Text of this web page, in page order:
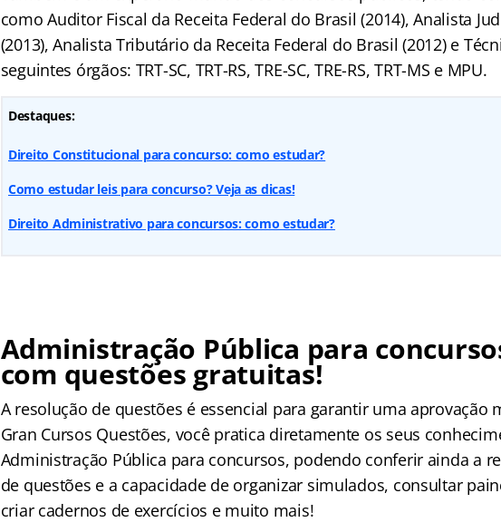
como Auditor Fiscal da Receita Federal do Brasil (2014), Analista
(2013), Analista Tributário da Receita Federal do Brasil (2012) e
seguintes órgãos: TRT-SC, TRT-RS, TRE-SC, TRE-RS, TRT-MS e MPU.
Destaques:
Direito Constitucional para concurso: como estudar?
Como estudar leis para concurso? Veja as dicas!
Direito Administrativo para concursos: como estudar?
Administração Pública para
com questões gratuitas!
A resolução de questões é essencial para garantir uma aprovação
Gran Cursos Questões, você pratica diretamente os seus
Administração Pública para concursos, podendo conferir ainda a
de questões e a capacidade de organizar simulados, consultar
criar cadernos de exercícios e muito mais!